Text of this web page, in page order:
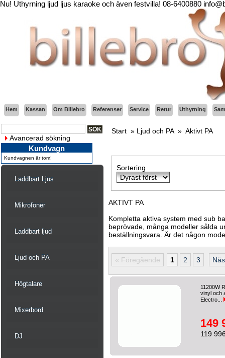
Nu! Uthyrning ljud ljus karaoke och även festvilla! 08-6400880
Hem Kassan Om Billebro Referenser Service Retur Uthyrning
Avancerad sökning
Kundvagn
Kundvagnen är tom!
Laddbart Ljus
Mikrofoner
Laddbart ljud
Ljud och PA
Högtalare
Mixerbord
DJ
Start » Ljud och PA» Aktivt PA
Sortering
AKTIVT PA
Kompletta aktiva system med sub
beprövade, många modeller sålda
beställningsvara. Är det någon
« Föregående 1 2 3
11200W
vinyl och
Electro...
149
119